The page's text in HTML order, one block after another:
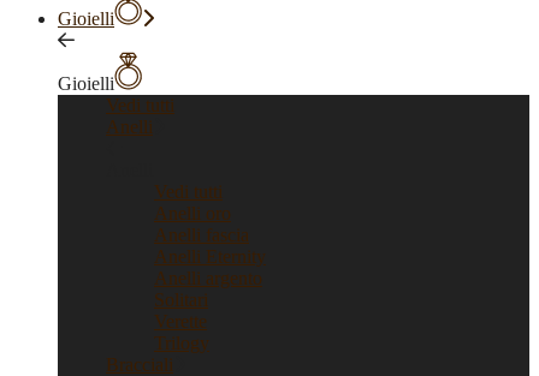
Gioielli
Gioielli
Vedi tutti
Anelli
Vedi tutti
Anelli oro
Anelli fascia
Anelli Eternity
Anelli argento
Solitari
Verette
Trilogy
Bracciali